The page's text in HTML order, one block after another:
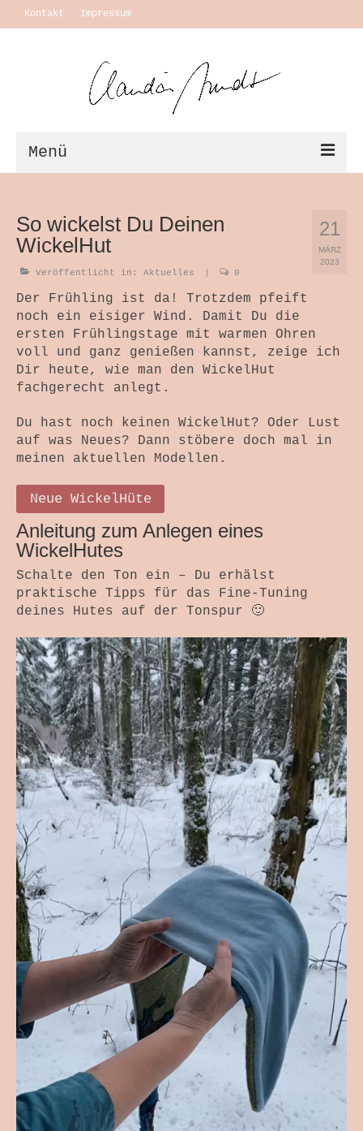
Kontakt Impressum
Menü
Leben
Arbeiten
Ausstellungen
Themenwelten
Objekt und Raum
Bild und Fotografie
Antependium
Werkstattverkauf
Wir Drei
Kurse + Termine
Lichtspuren – SoulPage
21
MÄRZ
2023
So wickelst Du Deinen
WickelHut
Veröffentlicht in: Aktuelles 0
Der Frühling ist da! Trotzdem pfeift
noch ein eisiger Wind. Damit Du die
ersten Frühlingstage mit warmen Ohren
voll und ganz genießen kannst, zeige ich
Dir heute, wie man den WickelHut
fachgerecht anlegt.
Du hast noch keinen WickelHut? Oder Lust
auf was Neues? Dann stöbere doch mal in
meinen aktuellen Modellen.
Neue WickelHüte
Anleitung zum Anlegen eines
WickelHutes
Schalte den Ton ein – Du erhälst
praktische Tipps für das Fine-Tuning
deines Hutes auf der Tonspur 🙂